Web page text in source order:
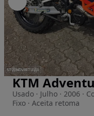
Imagem 1 de 12
KTM
Usado · Julho · 2006 ·
Fixo · Aceita retoma